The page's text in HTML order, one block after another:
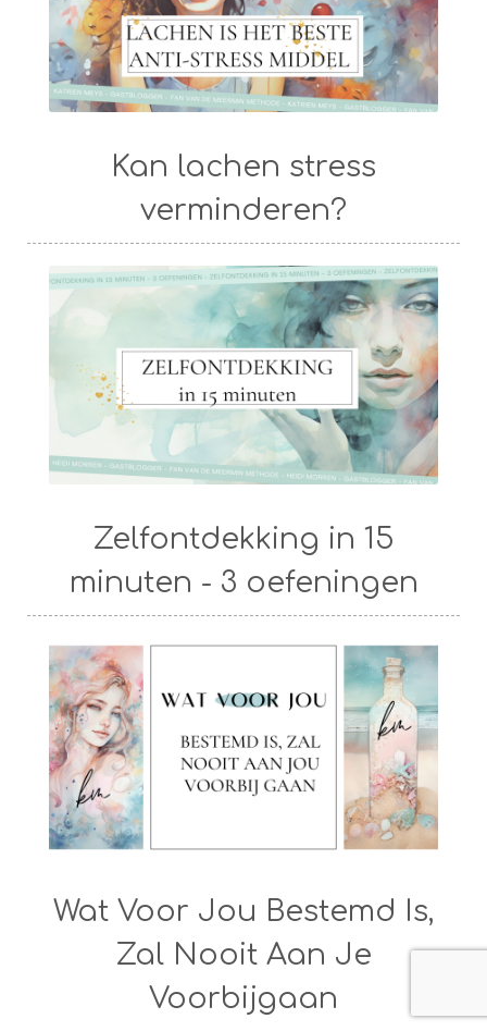
Kan lachen stress
verminderen?
Zelfontdekking in 15
minuten - 3 oefeningen
Wat Voor Jou Bestemd Is,
Zal Nooit Aan Je
Voorbijgaan